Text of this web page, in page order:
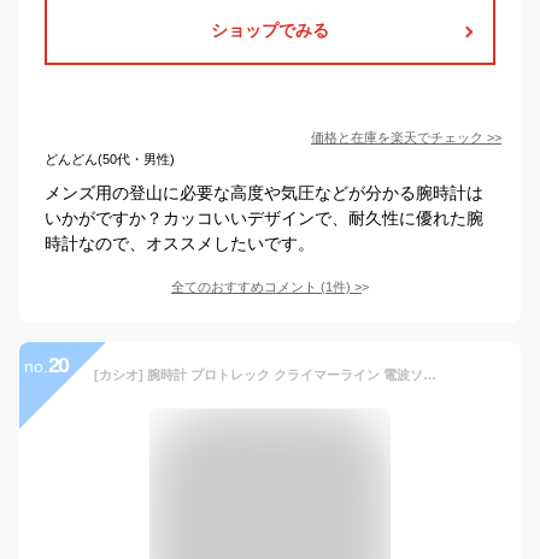
ショップでみる
価格と在庫を楽天でチェック >>
どんどん(50代・男性)
メンズ用の登山に必要な高度や気圧などが分かる腕時計は
いかがですか？カッコいいデザインで、耐久性に優れた腕
時計なので、オススメしたいです。
全てのおすすめコメント (1件) >
no. 20 [カシオ] 腕時計 プロトレック クライマーライン 電波ソーラー PRW-30-1AJF メンズ